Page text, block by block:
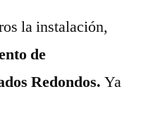
la instalación,
de
Redondos. Ya